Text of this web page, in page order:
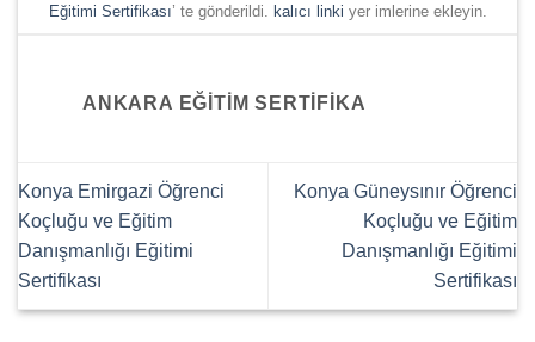
Eğitimi Sertifikası’ te gönderildi. kalıcı linki yer imlerine ekleyin.
ANKARA EĞITIM SERTIFIKA
Konya Emirgazi Öğrenci
Koçluğu ve Eğitim
Danışmanlığı Eğitimi
Sertifikası
Konya Güneysınır Öğrenci
Koçluğu ve Eğitim
Danışmanlığı Eğitimi
Sertifikası